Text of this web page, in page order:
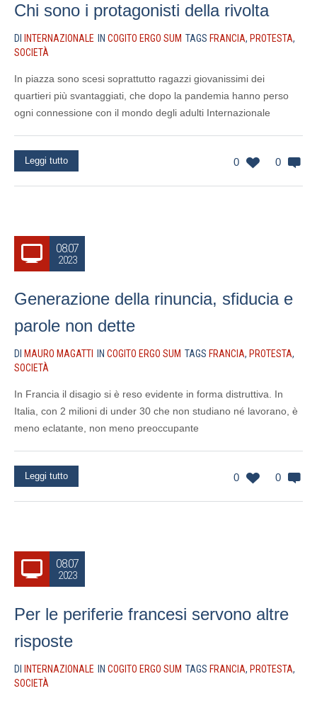
Chi sono i protagonisti della rivolta
DI INTERNAZIONALE IN COGITO ERGO SUM TAGS FRANCIA, PROTESTA,
SOCIETÀ
In piazza sono scesi soprattutto ragazzi giovanissimi dei
quartieri più svantaggiati, che dopo la pandemia hanno perso
ogni connessione con il mondo degli adulti Internazionale
0 0
Leggi tutto
08.07
2023
Generazione della rinuncia, sfiducia e
parole non dette
DI MAURO MAGATTI IN COGITO ERGO SUM TAGS FRANCIA, PROTESTA,
SOCIETÀ
In Francia il disagio si è reso evidente in forma distruttiva. In
Italia, con 2 milioni di under 30 che non studiano né lavorano, è
meno eclatante, non meno preoccupante
0 0
Leggi tutto
08.07
2023
Per le periferie francesi servono altre
risposte
DI INTERNAZIONALE IN COGITO ERGO SUM TAGS FRANCIA, PROTESTA,
SOCIETÀ